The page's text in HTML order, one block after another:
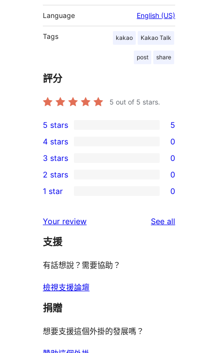
Language English (US)
Tags kakao Kakao Talk
post share
評分
5 out of 5 stars.
5
5-
star
reviews
5 stars 5
4-
star
reviews
4 stars 0
0
3-
star
3 stars 0
2-
reviews
2 stars 0
star
reviews
1 star 0
Your review See all
支援
有話想說？需要協助？
檢視支援論壇
捐贈
想要支援這個外掛的發展嗎？